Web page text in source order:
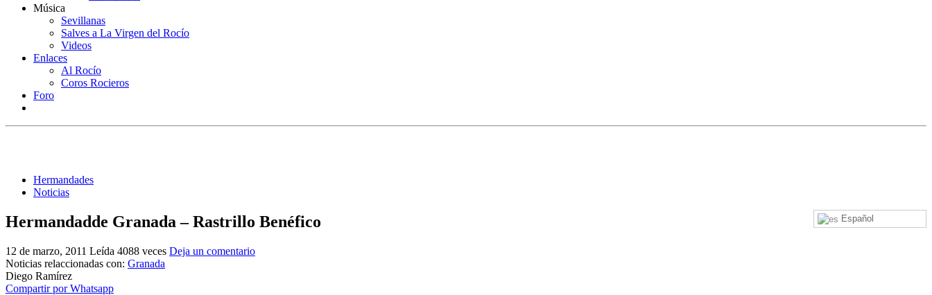
Música
Sevillanas
Salves a La Virgen del Rocío
Videos
Enlaces
Al Rocío
Coros Rocieros
Foro
Hermandades
Noticias
Español
Hermandadde Granada – Rastrillo Benéfico
12 de marzo, 2011 Leída 4088 veces Deja un comentario
Noticias relaccionadas con: Granada
Diego Ramírez
Compartir por Whatsapp